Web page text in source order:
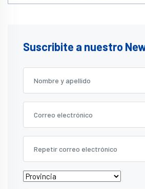
Suscribite a nuestro